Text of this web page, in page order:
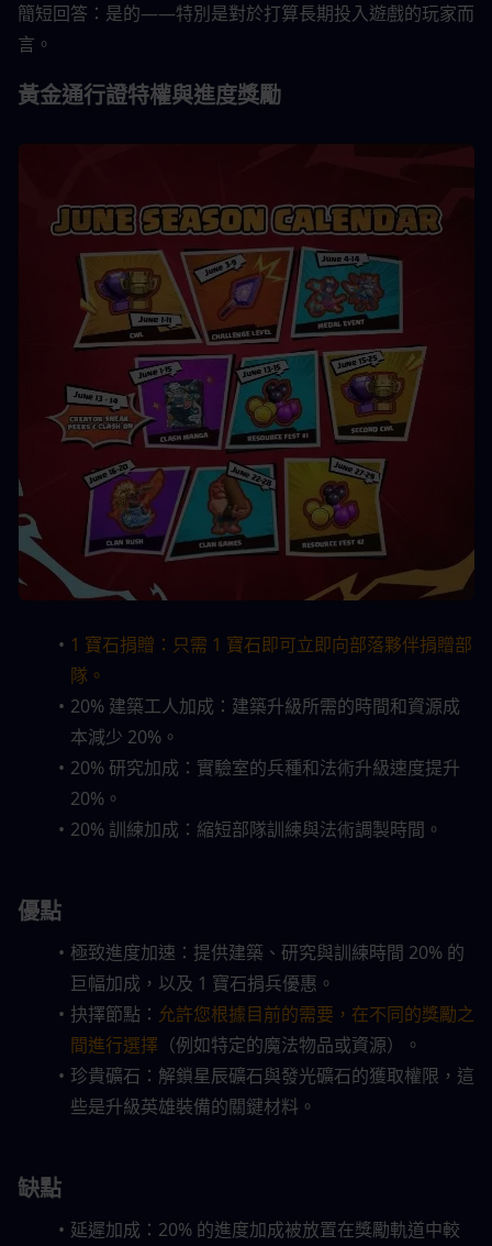
簡短回答：是的——特別是對於打算長期投入遊戲的玩家而
言。
黃金通行證特權與進度獎勵
1 寶石捐贈：只需 1 寶石即可立即向部落夥伴捐贈部
隊。
20% 建築工人加成：建築升級所需的時間和資源成
本減少 20%。
20% 研究加成：實驗室的兵種和法術升級速度提升
20%。
20% 訓練加成：縮短部隊訓練與法術調製時間。
優點
極致進度加速：提供建築、研究與訓練時間 20% 的
巨幅加成，以及 1 寶石捐兵優惠。
抉擇節點： 允許您根據目前的需要，在不同的獎勵之
間進行選擇 （例如特定的魔法物品或資源）。
珍貴礦石：解鎖星辰礦石與發光礦石的獲取權限，這
些是升級英雄裝備的關鍵材料。
缺點
延遲加成：20% 的進度加成被放置在獎勵軌道中較